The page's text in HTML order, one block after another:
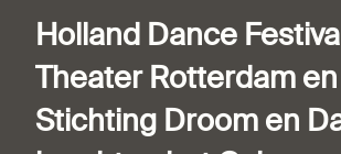
Holland Dance
Theater Rotterdam en
Stichting Droom en